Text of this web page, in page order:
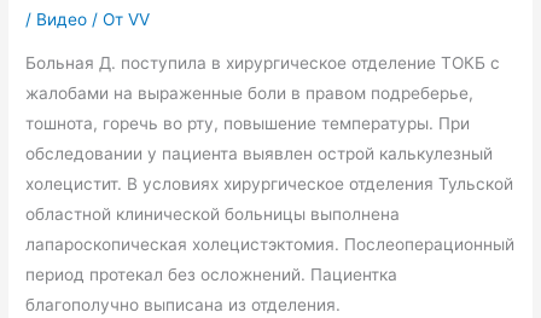
/ Видео / ОтVV
Больная Д. поступила в хирургическое отделение ТОКБ с
жалобами на выраженные боли в правом подреберье,
тошнота, горечь во рту, повышение температуры. При
обследовании у пациента выявлен острой калькулезный
холецистит. В условиях хирургическое отделения Тульской
областной клинической больницы выполнена
лапароскопическая холецистэктомия. Послеоперационный
период протекал без осложнений. Пациентка
благополучно выписана из отделения.